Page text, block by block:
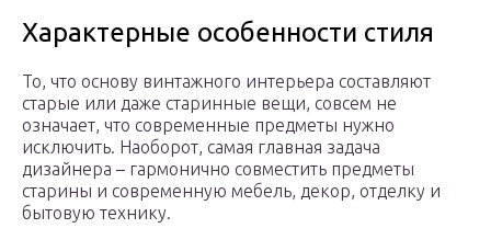
Характерные особенности стиля
То, что основу винтажного интерьера составляют
старые или даже старинные вещи, совсем не
означает, что современные предметы нужно
исключить. Наоборот, самая главная задача
дизайнера – гармонично совместить предметы
старины и современную мебель, декор, отделку и
бытовую технику.